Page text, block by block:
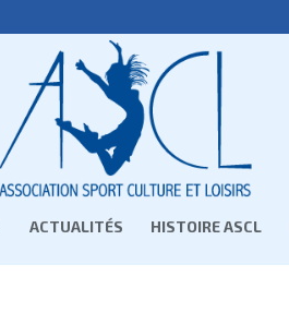
ACTUALITÉS HISTOIRE ASCL